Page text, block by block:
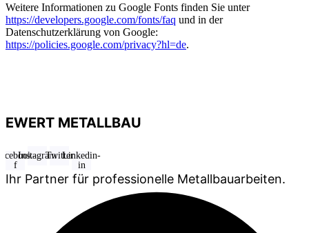
Weitere Informationen zu Google Fonts finden Sie unter
https://developers.google.com/fonts/faq und in der
Datenschutzerklärung von Google:
https://policies.google.com/privacy?hl=de.
EWERT METALLBAU
f
InstagramTwitterLinkedin-
in
Ihr Partner für professionelle Metallbauarbeiten.​